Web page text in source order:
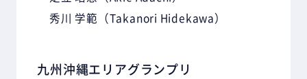
秀川 学範 （Takanori Hidekawa）
九州沖縄エリアグランプリ